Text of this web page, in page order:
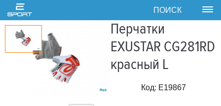
ПОИСК
Перчатки
EXUSTAR CG281RD
красный L
Код: E19867